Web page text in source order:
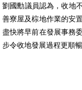
劉國勳議員認為，收地
善寮屋及棕地作業的安
盡快將早前在發展事務
步令收地發展過程更順暢